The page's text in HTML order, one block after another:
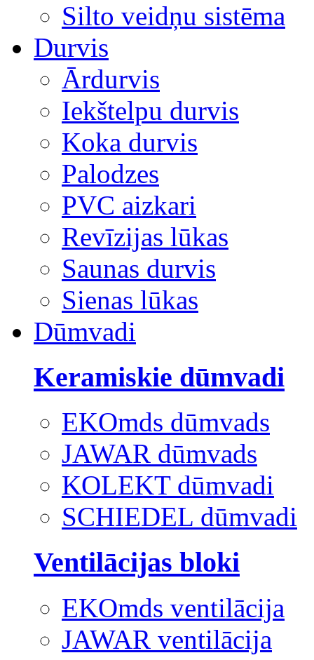
Silto veidņu sistēma
Durvis
Ārdurvis
Iekštelpu durvis
Koka durvis
Palodzes
PVC aizkari
Revīzijas lūkas
Saunas durvis
Sienas lūkas
Dūmvadi
Keramiskie dūmvadi
EKOmds dūmvads
JAWAR dūmvads
KOLEKT dūmvadi
SCHIEDEL dūmvadi
Ventilācijas bloki
EKOmds ventilācija
JAWAR ventilācija